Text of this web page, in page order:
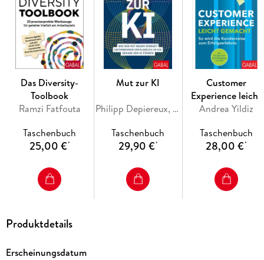
Sein reicher Expertenfundus inspiriert und seine
praxiserprobten Strategien und Übungen führen zum Erfolg.
Begeisternde Storys bekannter Unternehmen wie Dr.
Oetker, Harley Davidson, Würth, John Deere u. v. m.
Das Diversity-
Toolbook
Ramzi Fatfouta
Taschenbuch
25,00 €*
Mut zur KI
Philipp Depiereux, Friedrich Arnold
Taschenbuch
29,90 €*
Customer
Experience leicht
gemacht
Andrea Yildiz
Taschenbuch
28,00 €*
Produktdetails
Erscheinungsdatum